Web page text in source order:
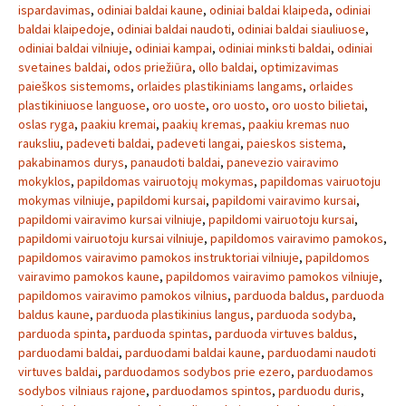
ispardavimas, odiniai baldai kaune, odiniai baldai klaipeda, odiniai
baldai klaipedoje, odiniai baldai naudoti, odiniai baldai siauliuose,
odiniai baldai vilniuje, odiniai kampai, odiniai minksti baldai, odiniai
svetaines baldai, odos priežiūra, ollo baldai, optimizavimas
paieškos sistemoms, orlaides plastikiniams langams, orlaides
plastikiniuose languose, oro uoste, oro uosto, oro uosto bilietai,
oslas ryga, paakiu kremai, paakių kremas, paakiu kremas nuo
rauksliu, padeveti baldai, padeveti langai, paieskos sistema,
pakabinamos durys, panaudoti baldai, panevezio vairavimo
mokyklos, papildomas vairuotojų mokymas, papildomas vairuotoju
mokymas vilniuje, papildomi kursai, papildomi vairavimo kursai,
papildomi vairavimo kursai vilniuje, papildomi vairuotoju kursai,
papildomi vairuotoju kursai vilniuje, papildomos vairavimo pamokos,
papildomos vairavimo pamokos instruktoriai vilniuje, papildomos
vairavimo pamokos kaune, papildomos vairavimo pamokos vilniuje,
papildomos vairavimo pamokos vilnius, parduoda baldus, parduoda
baldus kaune, parduoda plastikinius langus, parduoda sodyba,
parduoda spinta, parduoda spintas, parduoda virtuves baldus,
parduodami baldai, parduodami baldai kaune, parduodami naudoti
virtuves baldai, parduodamos sodybos prie ezero, parduodamos
sodybos vilniaus rajone, parduodamos spintos, parduodu duris,